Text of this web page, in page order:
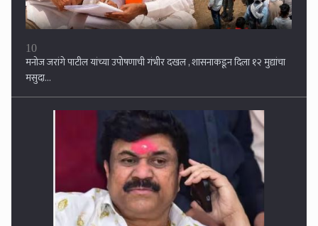
1
वाल्मिक कराडला नागपूर कारागृहात पाठवा, पोलिसांवरही गुन्हे दाखल करा; सुप्रिया
सुळेंची मुख्यमंत्र्यांकडे मागणी